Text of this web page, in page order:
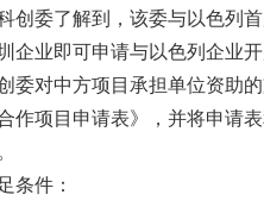
创委了解到，该委与以色列
企业即可申请与以色列企业
委对中方项目承担单位资助
作项目申请表》，并将申请
条件：